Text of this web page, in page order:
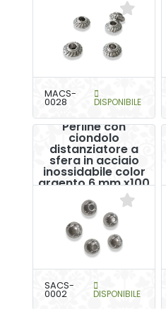
MACS-
0028 DISPONIBILE
Perline con
ciondolo
distanziatore a
sfera in acciaio
inossidabile color
argento 6 mm x100
SACS-
0002 DISPONIBILE